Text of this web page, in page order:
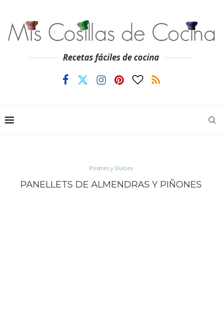
Recetas fáciles de cocina
Postres y Dulces
PANELLETS DE ALMENDRAS Y PIÑONES